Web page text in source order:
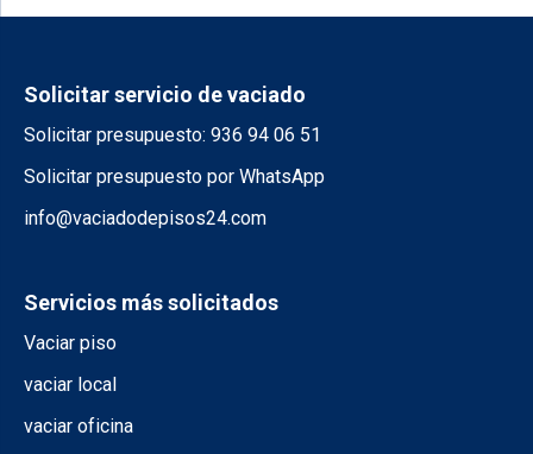
Solicitar servicio de vaciado
Solicitar presupuesto: 936 94 06 51
Solicitar presupuesto por WhatsApp
info@vaciadodepisos24.com
Servicios más solicitados
Vaciar piso
vaciar local
vaciar oficina